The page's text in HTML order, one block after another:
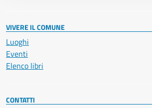
VIVERE IL COMUNE
Luoghi
Eventi
Elenco libri
CONTATTI